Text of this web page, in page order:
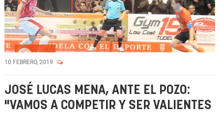
Vídeo
10 FEBRERO, 2019
JOSÉ LUCAS MENA, ANTE EL POZO:
"VAMOS A COMPETIR Y SER VALIENTES